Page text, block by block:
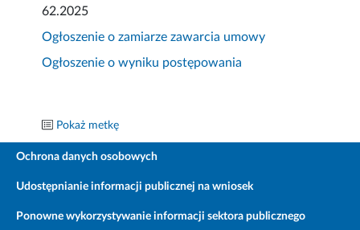
62.2025
Ogłoszenie o zamiarze zawarcia umowy
Ogłoszenie o wyniku postępowania
Pokaż metkę
Ochrona danych osobowych
Udostępnianie informacji publicznej na wniosek
Ponowne wykorzystywanie informacji sektora publicznego